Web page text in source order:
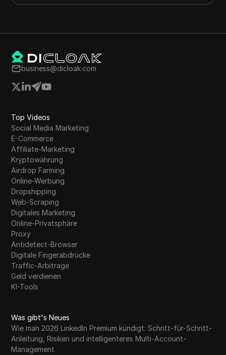
business@dicloak.com
Top Videos
Social Media Marketing
E-Commerce
Affiliate-Marketing
Kryptowährung
Airdrop Farming
Online-Werbung
Dropshipping
Web-Scraping
Digitales Marketing
Online-Privatsphäre
Proxy
Antidetect-Browser
Digitale Fingerabdrücke
Traffic-Arbitrage
Geld verdienen
KI-Tools
Was gibt's Neues
Wie man 2026 LinkedIn Premium kündigt: Schritt-für-Schritt-
Anleitung, Risiken und intelligenteres Multi-Account-
Management